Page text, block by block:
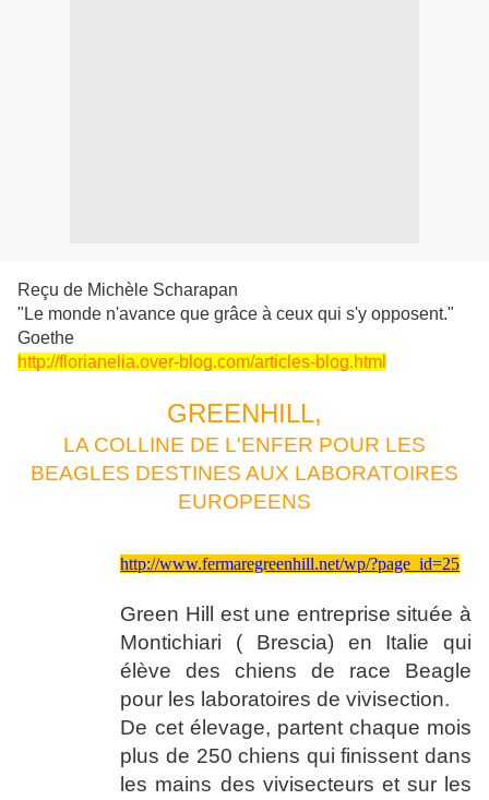
Reçu de Michèle Scharapan
"Le monde n'avance que grâce à ceux qui s'y opposent."
Goethe
http://florianelia.over-blog.com/articles-blog.html
GREENHILL,
LA COLLINE DE L'ENFER POUR LES
BEAGLES DESTINES AUX LABORATOIRES
EUROPEENS
http://www.fermaregreenhill.net/wp/?page_id=25
Green Hill est une entreprise située à
Montichiari ( Brescia) en Italie qui
élève des chiens de race Beagle
pour les laboratoires de vivisection.
De cet élevage, partent chaque mois
plus de 250 chiens qui finissent dans
les mains des vivisecteurs et sur les